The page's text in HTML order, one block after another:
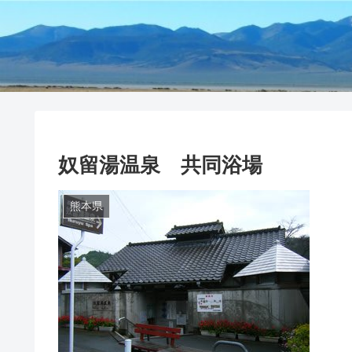
奴留湯温泉 共同浴場
熊本県